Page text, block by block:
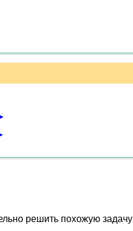
решить похожую задачу